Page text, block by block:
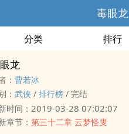
毒眼龙
分类 排行
龙
： 曹若冰
： 武侠 / 排行榜 / 完结
时间： 2019-03-28 07:02:07
章节： 第三十二章 云梦怪叟